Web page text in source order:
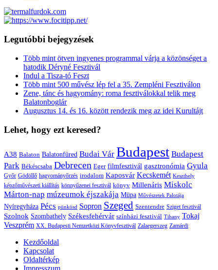
Legutóbbi bejegyzések
Több mint ötven ingyenes programmal várja a közönséget a
hatodik Déryné Fesztivál
Indul a Tisza-tó Feszt
Több mint 500 művész lép fel a 35. Zempléni Fesztiválon
Zene, tánc és hagyomány: roma fesztiválokkal telik meg
Balatonboglár
Augusztus 14. és 16. között rendezik meg az idei Kurultájt
Lehet, hogy ezt keresed?
A38 Balaton Balatonfüred Budai Vár Budapest Budapest
Park Békéscsaba Debrecen Eger filmfesztivál gasztronómia Gyula
Győr Gödöllő hagyományőrzés irodalom Kaposvár Kecskemét Keszthely
képzőművészeti kiállítás könnyűzenei fesztivál könyv Millenáris Miskolc
Márton-nap múzeumok éjszakája Müpa Művészetek Palotája
Nyíregyháza Pécs pünkösd Sopron Szeged Szentendre Sziget fesztivál
Szolnok Szombathely Székesfehérvár színházi fesztivál Tihany Tokaj
Veszprém XX. Budapesti Nemzetközi Könyvfesztivál Zalaegerszeg Zamárdi
Kezdőoldal
Kapcsolat
Oldaltérkép